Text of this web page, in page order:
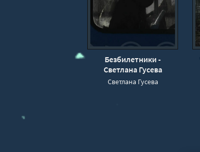
Безбилетники -
Светлана Гусева
Светлана Гусева